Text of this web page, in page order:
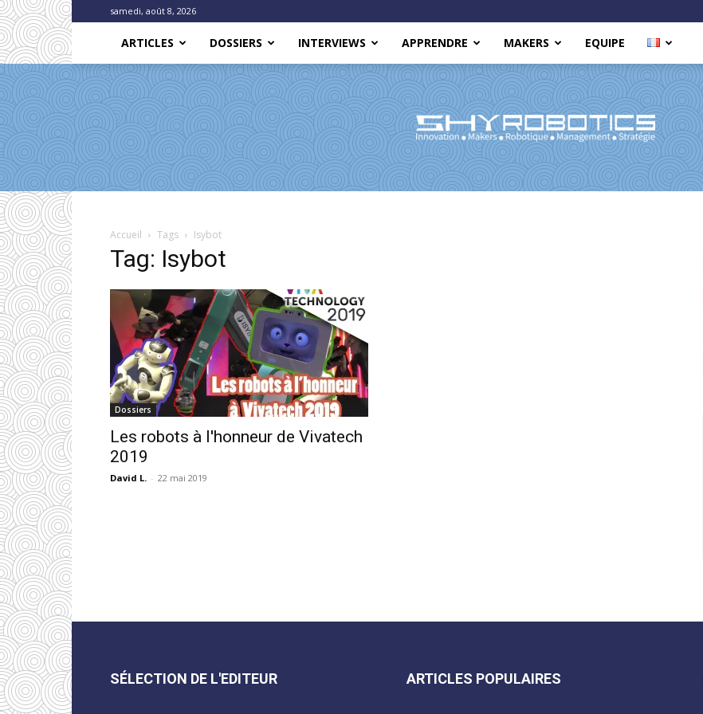
samedi, août 8, 2026
ARTICLES DOSSIERS INTERVIEWS APPRENDRE MAKERS EQUIPE
Accueil Tags Isybot
Tag: Isybot
Dossiers
Les robots à l'honneur de Vivatech
2019
David L. - 22 mai 2019
SÉLECTION DE L'EDITEUR ARTICLES POPULAIRES